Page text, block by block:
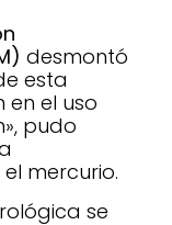
desmontó
esta
en el uso
pudo
mercurio.
se